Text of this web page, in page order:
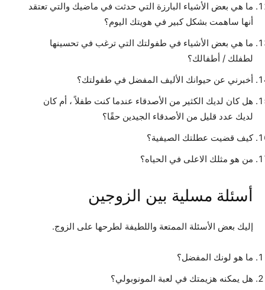
ما هي بعض الأشياء البارزة التي حدثت في ماضيك والتي تعتقد
أنها ساهمت بشكل كبير في هويتك اليوم؟
ما هي بعض الأشياء في طفولتك التي ترغب في تحسينها
لطفلك / أطفالك؟
أخبرني عن حيوانك الأليف المفضل في طفولتك؟
هل كان لديك الكثير من الأصدقاء عندما كنت طفلاً ، أم كان
لديك عدد قليل من الأصدقاء الجيدين حقًا؟
كيف قضيت عطلتك الصيفية؟
من هو مثلك الاعلى في الحياه؟
أسئلة مسلية بين الزوجين
إليك بعض الأسئلة الممتعة واللطيفة لطرحها على الزوج.
ما هو لونك المفضل؟
هل يمكنه هزيمتك في لعبة المونوبولي؟